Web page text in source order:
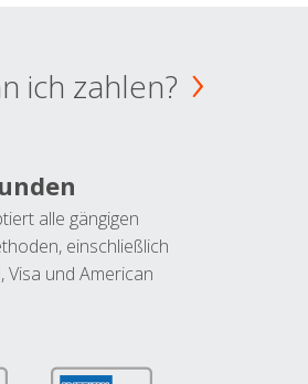
ich zahlen?
alle gängigen
einschließlich
Visa und American